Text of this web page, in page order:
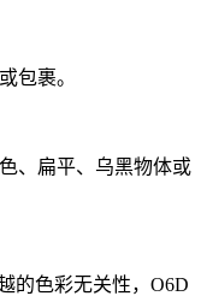
包裹。
、扁平、乌黑物体或
的色彩无关性，O6D